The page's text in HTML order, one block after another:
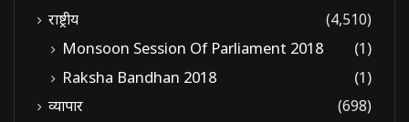
राष्ट्रीय
(4,510)
Monsoon Session Of Parliament 2018
(1)
Raksha Bandhan 2018
(1)
व्यापार
(698)